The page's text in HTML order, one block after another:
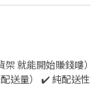
就能開始賺錢嘍
送量） ✔️ 純配送